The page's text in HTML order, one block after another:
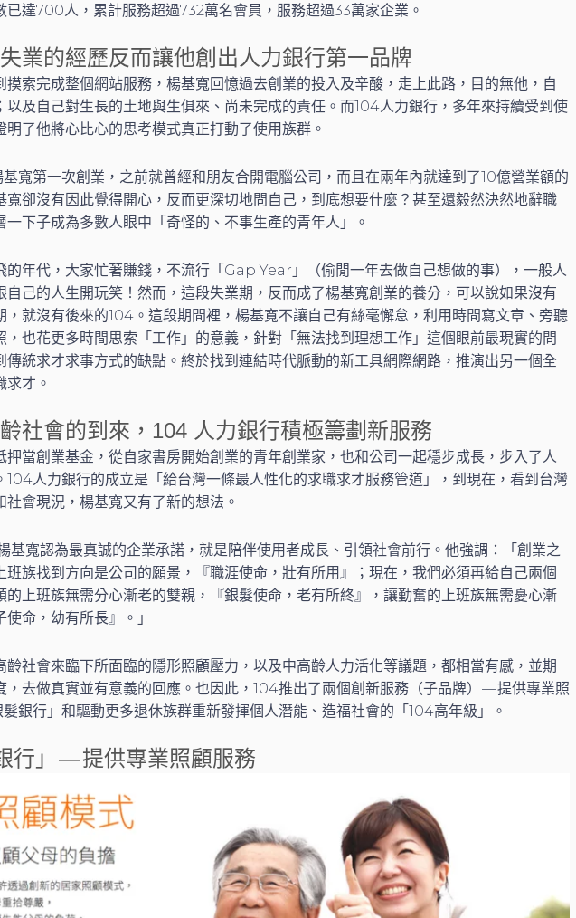
已達700人，累計服務超過732萬名會員，服務超過33萬家企業。
業的經歷反而讓他創出人力銀行第一品牌
摸索完成整個網站服務，楊基寬回憶過去創業的投入及辛酸，走上此路，目的無他，自
以及自己對生長的土地與生俱來、尚未完成的責任。而104人力銀行，多年來持續受到使
明了他將心比心的思考模式真正打動了使用族群。
寬第一次創業，之前就曾經和朋友合開電腦公司，而且在兩年內就達到了10億營業額的
寬卻沒有因此覺得開心，反而更深切地問自己，到底想要什麼？甚至還毅然決然地辭職
一下子成為多數人眼中「奇怪的、不事生產的青年人」。
的年代，大家忙著賺錢，不流行「Gap Year」（偷閒一年去做自己想做的事），一般人
自己的人生開玩笑！然而，這段失業期，反而成了楊基寬創業的養分，可以說如果沒有
，就沒有後來的104。這段期間裡，楊基寬不讓自己有絲毫懈怠，利用時間寫文章、旁聽
，也花更多時間思索「工作」的意義，針對「無法找到理想工作」這個眼前最現實的問
傳統求才求事方式的缺點。終於找到連結時代脈動的新工具網際網路，推演出另一個全
求才。
社會的到來，104 人力銀行積極籌劃新服務
押當創業基金，從自家書房開始創業的青年創業家，也和公司一起穩步成長，步入了人
104人力銀行的成立是「給台灣一條最人性化的求職求才服務管道」，到現在，看到台灣
社會現況，楊基寬又有了新的想法。
基寬認為最真誠的企業承諾，就是陪伴使用者成長、引領社會前行。他強調：「創業之
班族找到方向是公司的願景，『職涯使命，壯有所用』；現在，我們必須再給自己兩個
的上班族無需分心漸老的雙親，『銀髮使命，老有所終』，讓勤奮的上班族無需憂心漸
命，幼有所長』。」
齡社會來臨下所面臨的隱形照顧壓力，以及中高齡人力活化等議題，都相當有感，並期
，去做真實並有意義的回應。也因此，104推出了兩個創新服務（子品牌） — 提供專業照
銀行」和驅動更多退休族群重新發揮個人潛能、造福社會的「104高年級」。
行」 — 提供專業照顧服務